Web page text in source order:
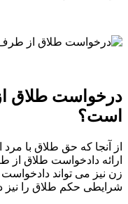
درخواست طلاق
است؟
از آنجا که حق طلاق با
ارائه دادخواست طلاق
زن نیز می تواند دادخواست
شرایطی حکم طلاق را نیز